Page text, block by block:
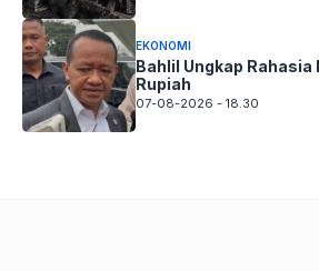
EKONOMI
Bahlil Ungkap
Rupiah
07-08-2026 - 18.30